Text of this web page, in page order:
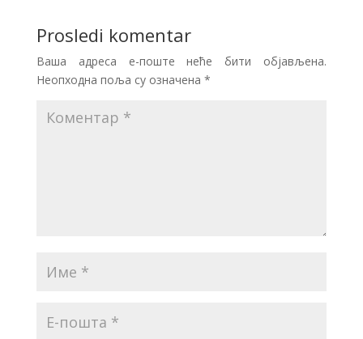
Prosledi komentar
Ваша адреса е-поште неће бити објављена.
Неопходна поља су означена *